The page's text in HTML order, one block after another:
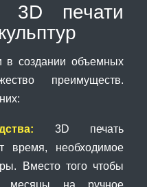
3D печати
в создании объемных
преимуществ.
3D печать
время, необходимое
Вместо того чтобы
месяцы на ручное